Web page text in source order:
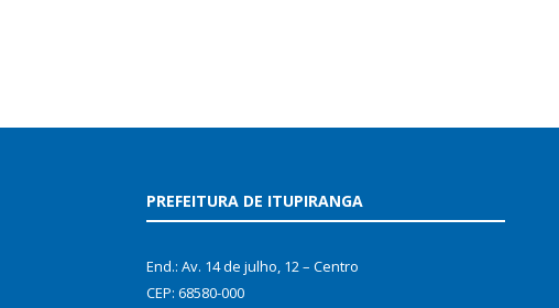
PREFEITURA DE ITUPIRANGA
End.: Av. 14 de julho, 12 – Centro
CEP: 68580-000